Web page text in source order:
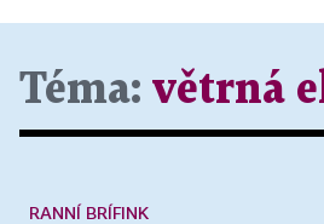
Téma: větrná
RANNÍ BRÍFINK